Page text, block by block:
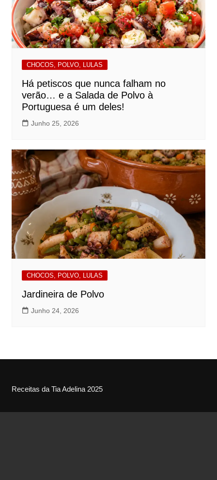
CHOCOS, POLVO, LULAS
Há petiscos que nunca falham no
verão… e a Salada de Polvo à
Portuguesa é um deles!
Junho 25, 2026
CHOCOS, POLVO, LULAS
Jardineira de Polvo
Junho 24, 2026
Receitas da Tia Adelina 2025